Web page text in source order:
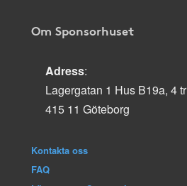
Om Sponsorhuset
Adress:
Lagergatan 1 Hus B19a, 4 tr
415 11 Göteborg
Kontakta oss
FAQ